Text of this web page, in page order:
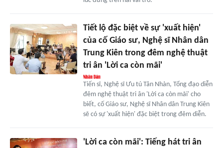
Tiết lộ đặc biệt về sự 'xuất hiện'
của cố Giáo sư, Nghệ sĩ Nhân dân
Trung Kiên trong đêm nghệ thuật
tri ân 'Lời ca còn mãi'
Tiến sĩ, Nghệ sĩ Ưu tú Tân Nhàn, Tổng đạo diễn
đêm nghệ thuật tri ân 'Lời ca còn mãi' cho
biết, cố Giáo sư, Nghệ sĩ Nhân dân Trung Kiên
sẽ có sự 'xuất hiện' đặc biệt trong đêm diễn.
'Lời ca còn mãi': Tiếng hát tri ân